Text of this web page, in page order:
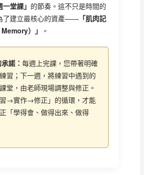
一堂課」 的節奏。這不只是時間的
了建立最核心的資產——「肌肉記
）」
。
諾： 每週上完課，您帶著明確
習；下一週，將練習中遇到的
堂，由老師現場調整與修正。
→實作→修正」的循環，才能
「學得會、做得出來、做得